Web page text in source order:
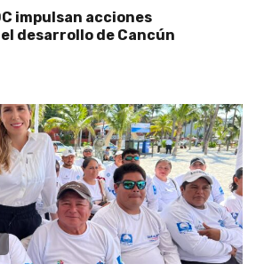
impulsan acciones
desarrollo de Cancún